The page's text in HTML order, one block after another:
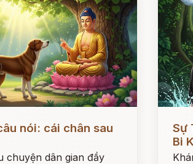
nói: cái chân sau
chuyện dân gian đầy
Sự
Bi